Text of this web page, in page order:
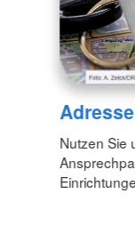
Nutzen Sie